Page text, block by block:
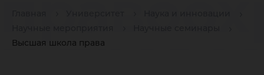
Высшая школа права
и